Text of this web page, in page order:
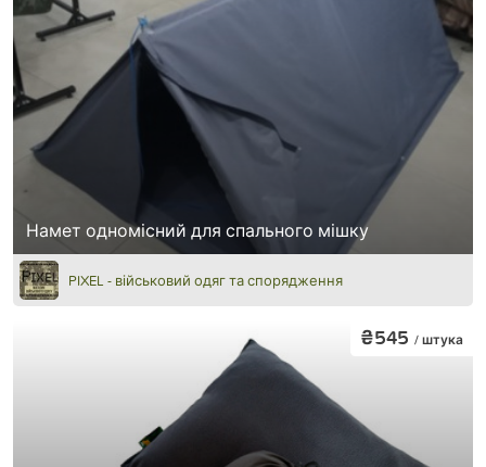
Намет одномісний для спального мішку
PIXEL - військовий одяг та спорядження
₴545 / штука